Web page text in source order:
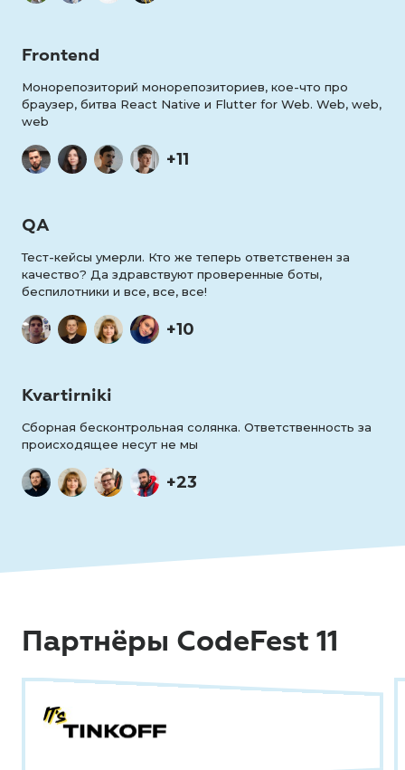
Frontend
Монорепозиторий монорепозиториев, кое-что про
браузер, битва React Native и Flutter for Web. Web, web,
web
+11
QA
Тест-кейсы умерли. Кто же теперь ответственен за
качество? Да здравствуют проверенные боты,
беспилотники и все, все, все!
+10
Kvartirniki
Сборная бесконтрольная солянка. Ответственность за
происходящее несут не мы
+23
Партнёры CodeFest 11